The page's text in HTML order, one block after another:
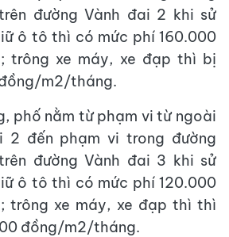
đường Vành đai 2 khi sử
ô tô thì có mức phí 160.000
trông xe máy, xe đạp thì bị
m2/tháng.
phố nằm từ phạm vi từ ngoài
2 đến phạm vi trong đường
đường Vành đai 3 khi sử
ô tô thì có mức phí 120.000
trông xe máy, xe đạp thì thì
đồng/m2/tháng.